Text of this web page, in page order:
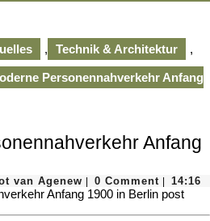
, Technik & Architektur ,
Personennahverkehr Anfang
Anfang
van AgenewErik
Esot
van
Agenew
0 Comment 14:16